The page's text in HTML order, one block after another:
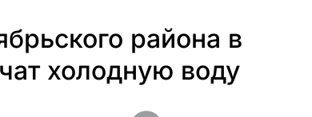
района в
холодную воду